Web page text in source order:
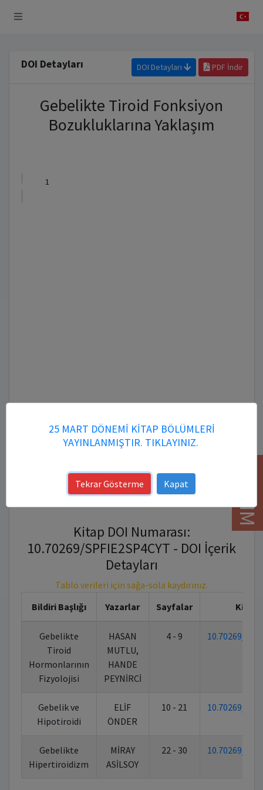
DOI Detayları DOI Detayları PDF İndir
Gebelikte Tiroid Fonksiyon
Bozukluklarına Yaklaşım
Kitap DOI Numarası:
10.70269/SPFIE2SP4CYT - DOI İçerik
Detayları
Tablo verileri için sağa-sola kaydırınız.
Bildiri Başlığı
Yazarlar Sayfalar Kitap
Gebelikte
Tiroid
Hormonlarının
Fizyolojisi
HASAN
MUTLU,
HANDE
PEYNİRCİ
4 - 9 10.70269/
Gebelik ve
Hipotiroidi
ELİF
ÖNDER
10 - 21 10.70269/
Gebelikte
Hipertiroidizm
MİRAY
ASİLSOY
22 - 30 10.70269/
YARDIM
25 MART DÖNEMİ KİTAP BÖLÜMLERİ
YAYINLANMIŞTIR. TIKLAYINIZ.
Tekrar Gösterme Kapat